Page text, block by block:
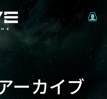
ーカイブ